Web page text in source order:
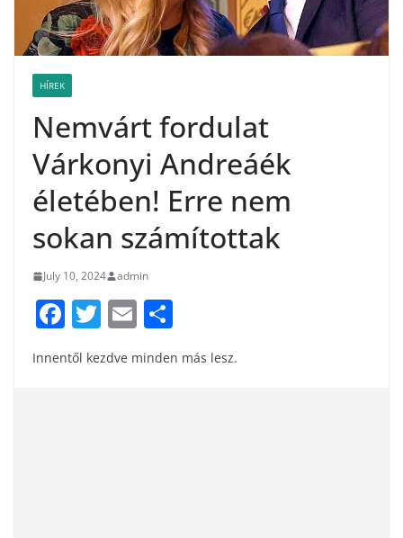
HÍREK
Nemvárt fordulat
Várkonyi Andreáék
életében! Erre nem
sokan számítottak
July 10, 2024 admin
F
a
c
T
w
itt
E
m
ai ar
Innentől kezdve minden más lesz.